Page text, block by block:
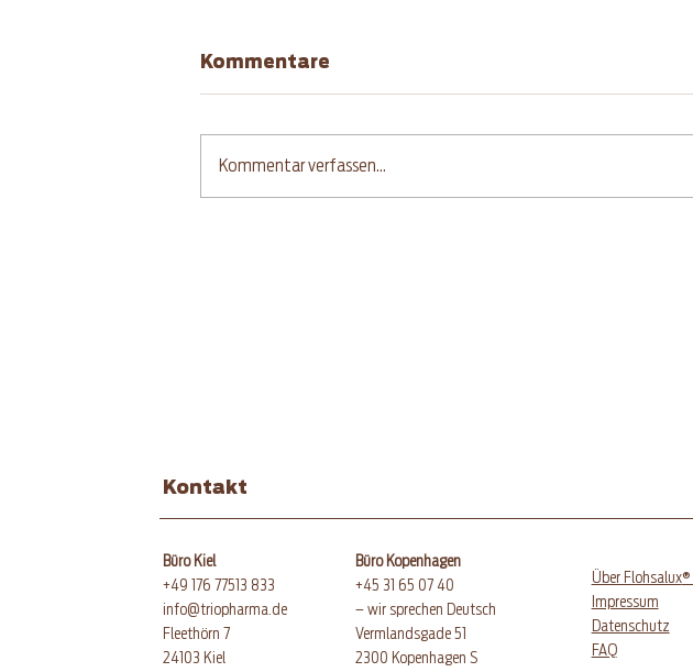
Kommentare
Kommentar verfassen...
Kontakt
Büro Kiel
+49 176 77513 833
info@triopharma.de
Fleethörn 7
24103 Kiel
Büro Kopenhagen
+45 31 65 07 40
– wir sprechen Deutsch
Vermlandsgade 51
​2300 Kopenhagen S
Über Flohsalux®
Impressum
Datenschutz
FAQ